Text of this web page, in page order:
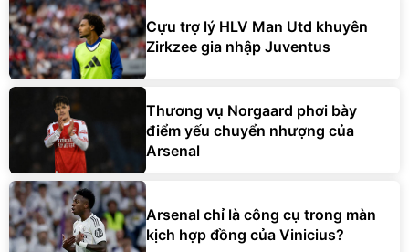
Cựu trợ lý HLV Man Utd khuyên
Zirkzee gia nhập Juventus
Thương vụ Norgaard phơi bày
điểm yếu chuyển nhượng của
Arsenal
Arsenal chỉ là công cụ trong màn
kịch hợp đồng của Vinicius?